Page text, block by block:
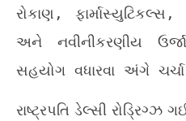
ડેલ્સી રોડ્રિગ્ઝ સાથે વાતચીત કરશે
June
2026
રોકાણ,
અને નવીનીકરણીય ઉર્જા
સહયોગ વધારવા અંગે
રાષ્ટ્રપતિ ડેલ્સી રોડ્રિગ્ઝ